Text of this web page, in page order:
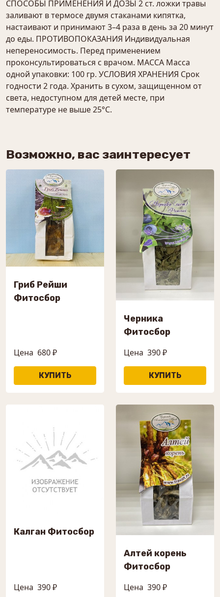
СПОСОБЫ ПРИМЕНЕНИЯ И ДОЗЫ 2 ст. ложки травы
заливают в термосе двумя стаканами кипятка,
настаивают и принимают 3–4 раза в день за 20 минут
до еды. ПРОТИВОПОКАЗАНИЯ Индивидуальная
непереносимость. Перед применением
проконсультироваться с врачом. МАССА Масса
одной упаковки: 100 гр. УСЛОВИЯ ХРАНЕНИЯ Срок
годности 2 года. Хранить в сухом, защищенном от
света, недоступном для детей месте, при
температуре не выше 25°С.
Возможно, вас заинтересует
Гриб Рейши
Фитосбор
Цена 680 ₽
Черника
Фитосбор
Цена 390 ₽
Калган Фитосбор
Цена 390 ₽
Алтей корень
Фитосбор
Цена 390 ₽